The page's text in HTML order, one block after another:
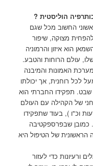
הוליסטית ?
החשוב מכל שגם
מצוקה, שיפור
הוא איזון והרמוניה
עולם הרוחות והטבע.
האמונות והמיבנה
לכל רוחנית, אך יכולתו
תפקידו החברתי הוא
של הקהילה עם העולם
וכ"ו ), בעוד שתפקידו
כמובן שבפרספקטיבה
של הטיפול היא
ורעיונות כדי לעזור